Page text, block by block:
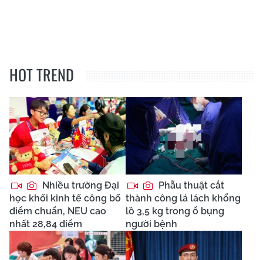
HOT TREND
Nhiều trường Đại
học khối kinh tế công bố
điểm chuẩn, NEU cao
nhất 28,84 điểm
Phẫu thuật cắt
thành công lá lách khổng
lồ 3,5 kg trong ổ bụng
người bệnh